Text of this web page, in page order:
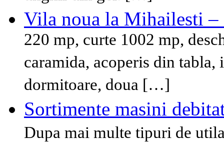
Vila noua la Mihailesti –
220 mp, curte 1002 mp,
caramida, acoperis din
dormitoare, doua […]
Sortimente masini
Dupa mai multe tipuri de